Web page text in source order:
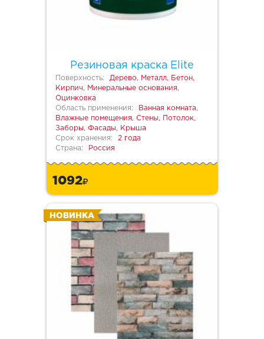
Резиновая краска Elite
Поверхность:
Дерево, Металл, Бетон,
Кирпич, Минеральные основания,
Оцинковка
Область применения:
Ванная комната,
Влажные помещения, Стены, Потолок,
Заборы, Фасады, Крыша
Срок хранения:
2 года
Страна:
Россия
1092
НОВИНКА